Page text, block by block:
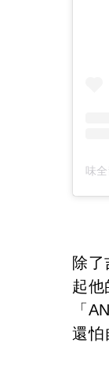
除了
起他
「
還怕